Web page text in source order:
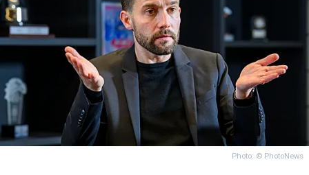
Photo: © PhotoNews